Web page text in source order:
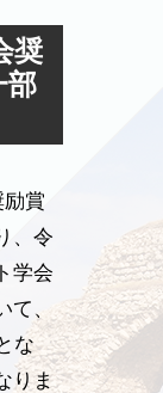
奨
部
賞
、令
学会
、
な
りま